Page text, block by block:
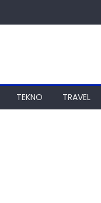
TEKNO TRAVEL